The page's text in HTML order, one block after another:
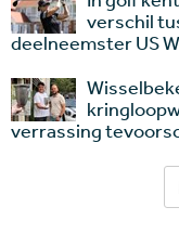
verschil
deelneemster US
verrassing